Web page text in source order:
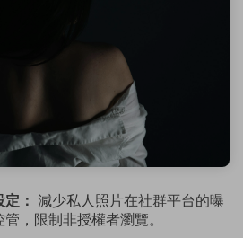
： 減少私人照片在社群平台的曝
，限制非授權者瀏覽。